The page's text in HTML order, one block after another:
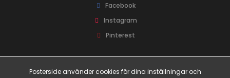
Facebook
Instagram
Pinterest
Posterside använder cookies för dina inställningar och